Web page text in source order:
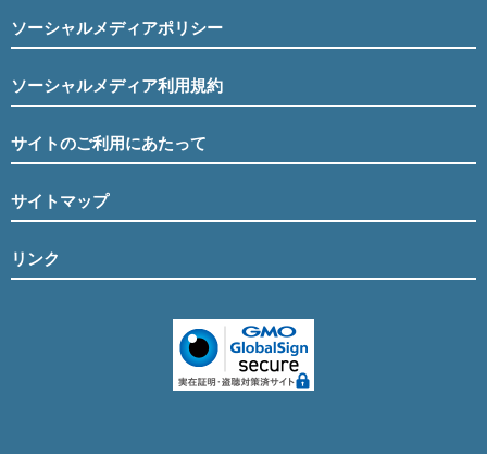
ソーシャルメディアポリシー
ソーシャルメディア利用規約
サイトのご利用にあたって
サイトマップ
リンク